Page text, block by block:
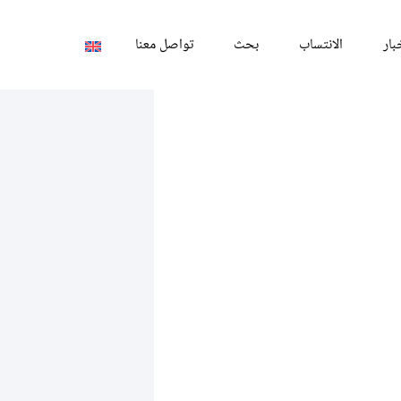
الانتساب بحث تواصل معنا